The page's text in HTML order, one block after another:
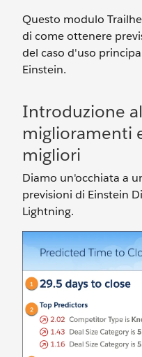
Questo modulo
di come ottenere
del caso d'uso
Einstein.
Introduzione
miglioramenti
migliori
Diamo un'occhiata a
previsioni di Einstein
Lightning.